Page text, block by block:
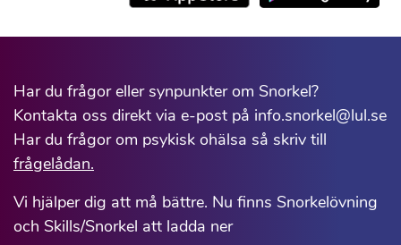
Har du frågor eller synpunkter om Snorkel?
Kontakta oss direkt via e-post på info.snorkel@lul.se
Har du frågor om psykisk ohälsa så skriv till
frågelådan.
Vi hjälper dig att må bättre. Nu finns Snorkelövning
och Skills/Snorkel att ladda ner